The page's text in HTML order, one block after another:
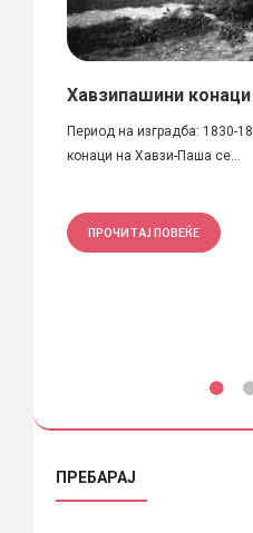
Хавзипашини конаци
Период на изградба: 1830-
конаци на Хавзи-Паша се...
ПРОЧИТАЈ ПОВЕЌЕ
ПРЕБАРАЈ